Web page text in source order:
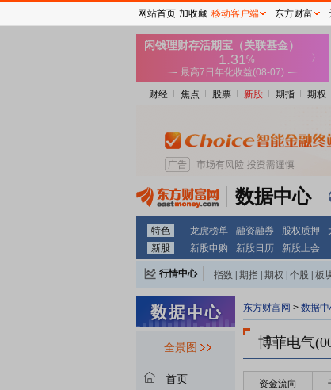
财经 焦点 股票 新股 期指 期权
数据中心
特色 龙虎榜单 融资融券 股权质押
新股
新股申购 新股日历 新股上会
行情中心 指数 期指 期权 个股 板
全景图
首页
东方财富网 > 数据
博菲电气
资金流向
网站首页 加收藏 移动客户端 东方财富